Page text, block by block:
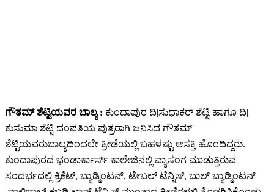
ಗೌತಮ್ ಶೆಟ್ಟಿಯವರ ಬಾಲ್ಯ : ಕುಂದಾಪುರ ದಿ|ಸುಧಾಕರ್ ಶೆಟ್ಟಿ ಹಾಗೂ ದಿ|
ಕುಸುಮಾ ಶೆಟ್ಟಿ ದಂಪತಿಯ ಪುತ್ರರಾಗಿ ಜನಿಸಿದ ಗೌತಮ್
ಶೆಟ್ಟಿಯವರುಬಾಲ್ಯದಿಂದಲೇ ಕ್ರೀಡೆಯಲ್ಲಿ ಬಹಳಷ್ಟು ಆಸಕ್ತಿ ಹೊಂದಿದ್ದರು.
ಕುಂದಾಪುರದ ಭಂಡಾರ್ಕಾರ್ಸ್ ಕಾಲೇಜಿನಲ್ಲಿ ವ್ಯಾಸಂಗ ಮಾಡುತ್ತಿರುವ
ಸಂದರ್ಭದಲ್ಲಿ ಕ್ರಿಕೆಟ್, ಬ್ಯಾಡ್ಮಿಂಟನ್, ಟೇಬಲ್ ಟೆನ್ನಿಸ್, ಬಾಲ್ ಬ್ಯಾಡ್ಮಿಂಟನ್